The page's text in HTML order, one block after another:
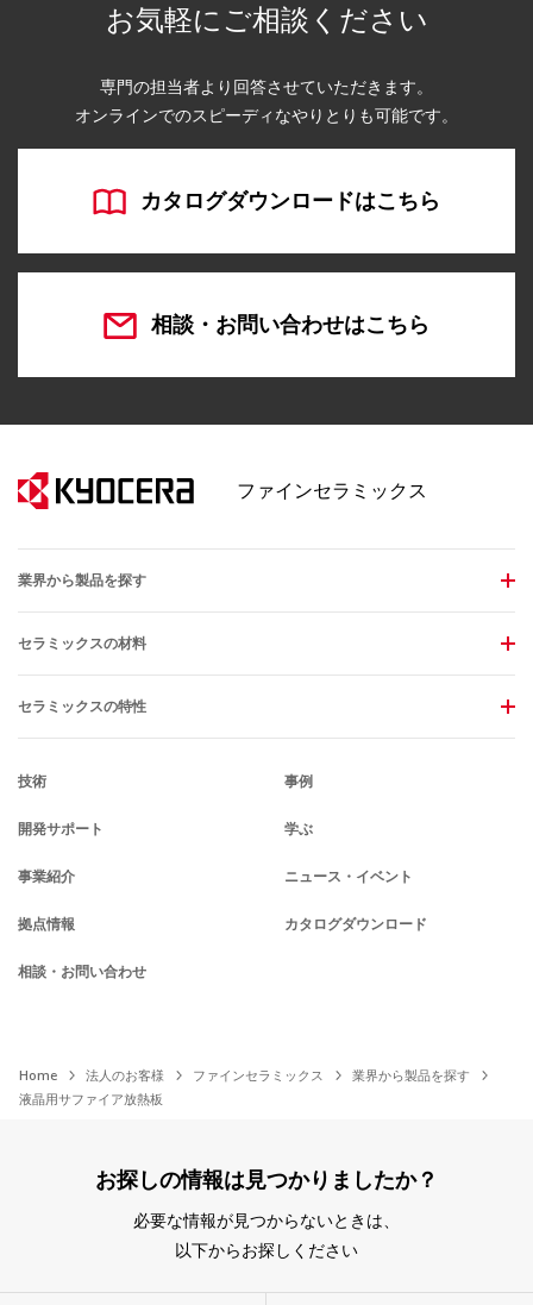
お気軽にご相談ください
専門の担当者より回答させていただきます。
オンラインでのスピーディなやりとりも可能です。
カタログダウンロードはこちら
相談・お問い合わせはこちら
ファインセラミックス
業界から製品を探す
セラミックスの材料
セラミックスの特性
技術 事例
開発サポート 学ぶ
事業紹介 ニュース・イベント
拠点情報 カタログダウンロード
相談・お問い合わせ
Home 法人のお客様 ファインセラミックス
業界から製品を探す
液晶用サファイア放熱板
お探しの情報は見つかりましたか？
必要な情報が見つからないときは、
以下からお探しください